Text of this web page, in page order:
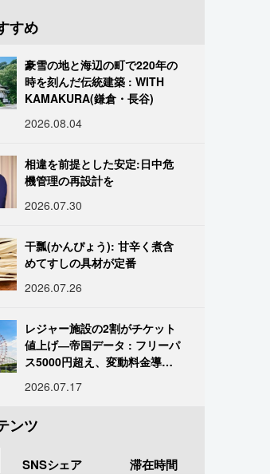
すめ
豪雪の地と海辺の町で220年の
時を刻んだ伝統建築 : WITH
KAMAKURA(鎌倉・長谷)
2026.08.04
相違を前提とした安定:日中危
機管理の再設計を
2026.07.30
干瓢(かんぴょう): 甘辛く煮含
めてすしの具材が定番
2026.07.26
レジャー施設の2割がチケット
値上げ―帝国データ : フリーパ
ス5000円超え、変動料金導入
2026.07.17
ンツ
SNSシェア 滞在時間